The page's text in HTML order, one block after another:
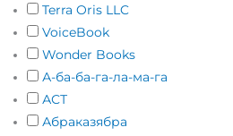
Terra Oris LLC
VoiceBook
Wonder Books
А-ба-ба-га-ла-ма-га
АСТ
Абраказябра